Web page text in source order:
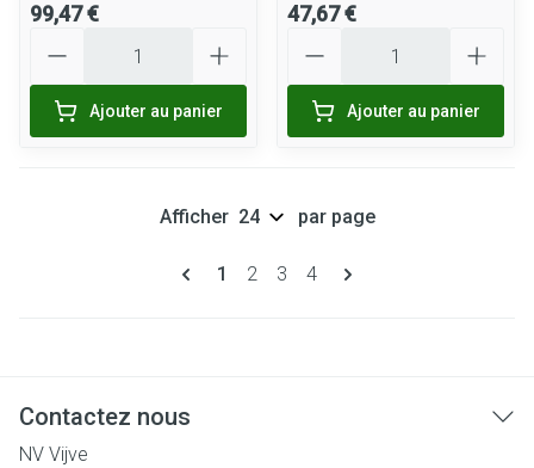
99,47 €
Ajouter au panier
47,67 €
Ajouter au panier
Pages
Vous lisez actuellement la page
1 Page
2 Page
3 Page
4
Afficher par page
Contactez nous
NV Vijve